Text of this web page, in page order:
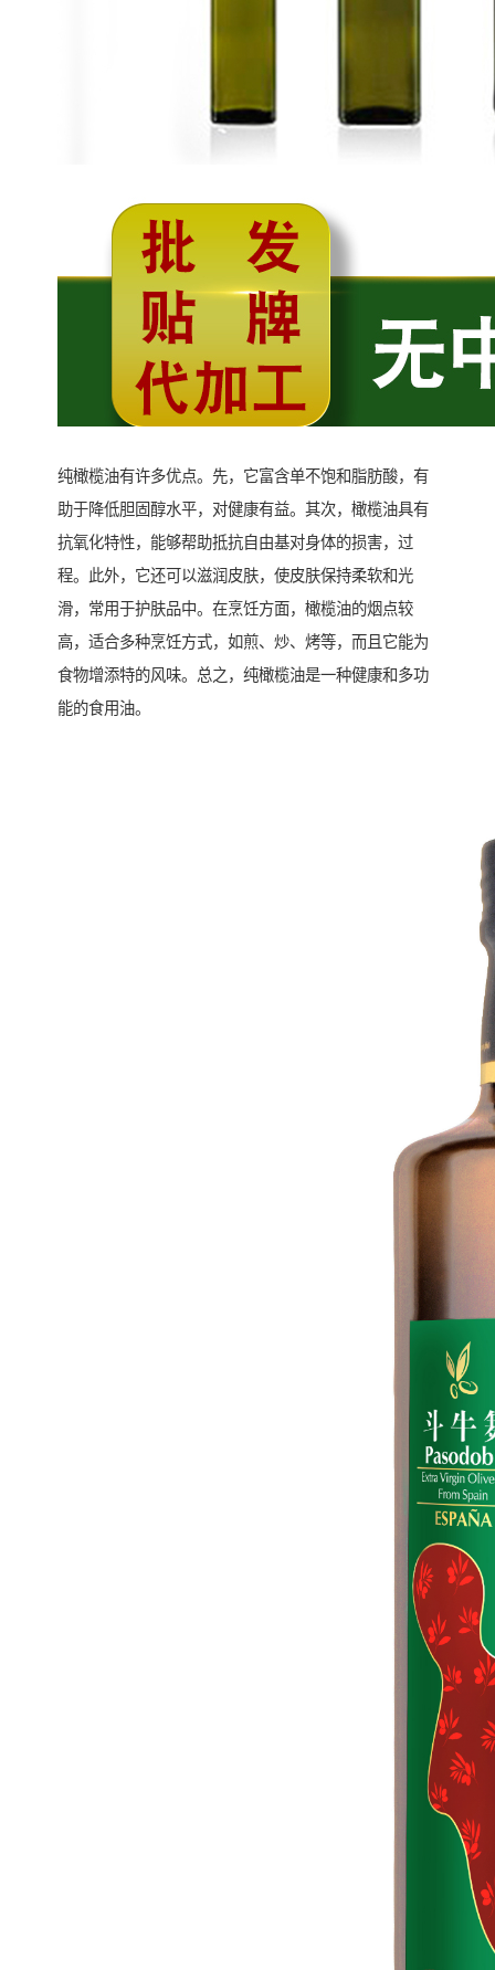
纯橄榄油有许多优点。先，它富含单不饱和脂肪酸，有
助于降低胆固醇水平，对健康有益。其次，橄榄油具有
抗氧化特性，能够帮助抵抗自由基对身体的损害，过
程。此外，它还可以滋润皮肤，使皮肤保持柔软和光
滑，常用于护肤品中。在烹饪方面，橄榄油的烟点较
高，适合多种烹饪方式，如煎、炒、烤等，而且它能为
食物增添特的风味。总之，纯橄榄油是一种健康和多功
能的食用油。